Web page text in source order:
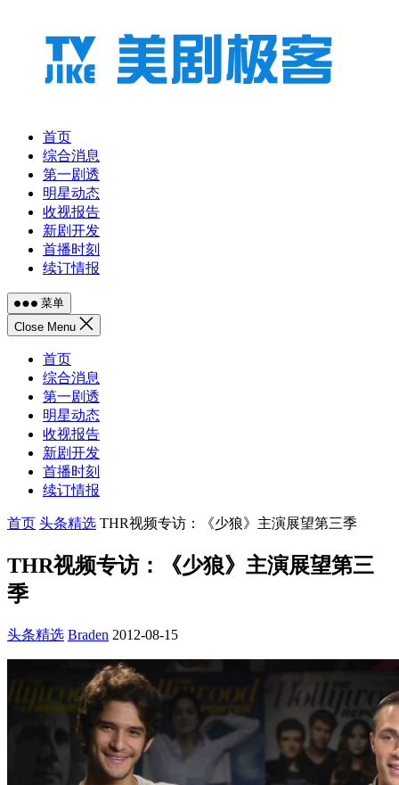
首页
综合消息
第一剧透
明星动态
收视报告
新剧开发
首播时刻
续订情报
菜单
Close Menu
首页
综合消息
第一剧透
明星动态
收视报告
新剧开发
首播时刻
续订情报
首页 头条精选 THR视频专访：《少狼》主演展望第三季
THR视频专访：《少狼》主演展望第三
季
头条精选 Braden 2012-08-15